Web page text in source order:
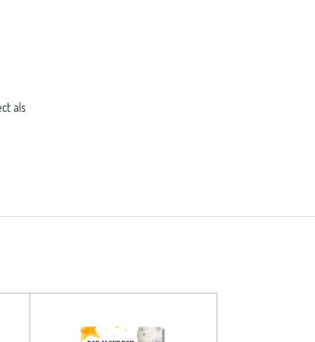
als